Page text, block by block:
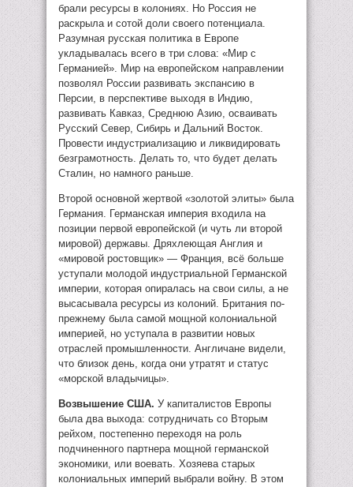
брали ресурсы в колониях. Но Россия не
раскрыла и сотой доли своего потенциала.
Разумная русская политика в Европе
укладывалась всего в три слова: «Мир с
Германией». Мир на европейском направлении
позволял России развивать экспансию в
Персии, в перспективе выходя в Индию,
развивать Кавказ, Среднюю Азию, осваивать
Русский Север, Сибирь и Дальний Восток.
Провести индустриализацию и ликвидировать
безграмотность. Делать то, что будет делать
Сталин, но намного раньше.
Второй основной жертвой «золотой элиты» была
Германия. Германская империя входила на
позиции первой европейской (и чуть ли второй
мировой) державы. Дряхлеющая Англия и
«мировой ростовщик» — Франция, всё больше
уступали молодой индустриальной Германской
империи, которая опиралась на свои силы, а не
высасывала ресурсы из колоний. Британия по-
прежнему была самой мощной колониальной
империей, но уступала в развитии новых
отраслей промышленности. Англичане видели,
что близок день, когда они утратят и статус
«морской владычицы».
Возвышение США. У капиталистов Европы
была два выхода: сотрудничать со Вторым
рейхом, постепенно переходя на роль
подчиненного партнера мощной германской
экономики, или воевать. Хозяева старых
колониальных империй выбрали войну. В этом